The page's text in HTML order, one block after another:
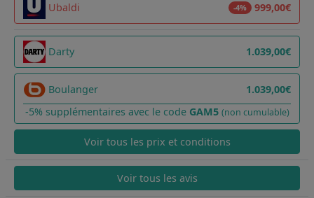
Ubaldi -4% 999,00€
Darty 1.039,00€
Boulanger
1.039,00€
-5% supplémentaires avec le code GAM5 (non cumulable)
Voir tous les prix et conditions
Voir tous les avis